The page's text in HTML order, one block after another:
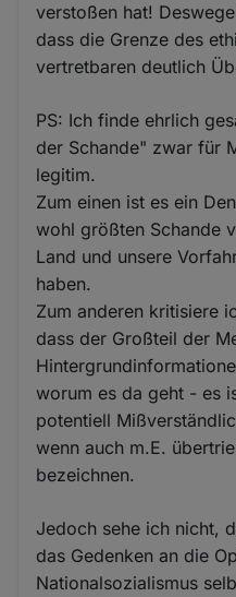
verstoßen hat!
dass die Grenze des
vertretbaren deutlich
PS: Ich finde ehrlich
der Schande" zwar für
legitim.
Zum einen ist es ein
wohl größten Schande
Land und unsere
haben.
Zum anderen kritisiere
dass der Großteil der
worum es da geht - es
potentiell
wenn auch m.E.
bezeichnen.
Jedoch sehe ich nicht,
das Gedenken an die
Nationalsozialismus